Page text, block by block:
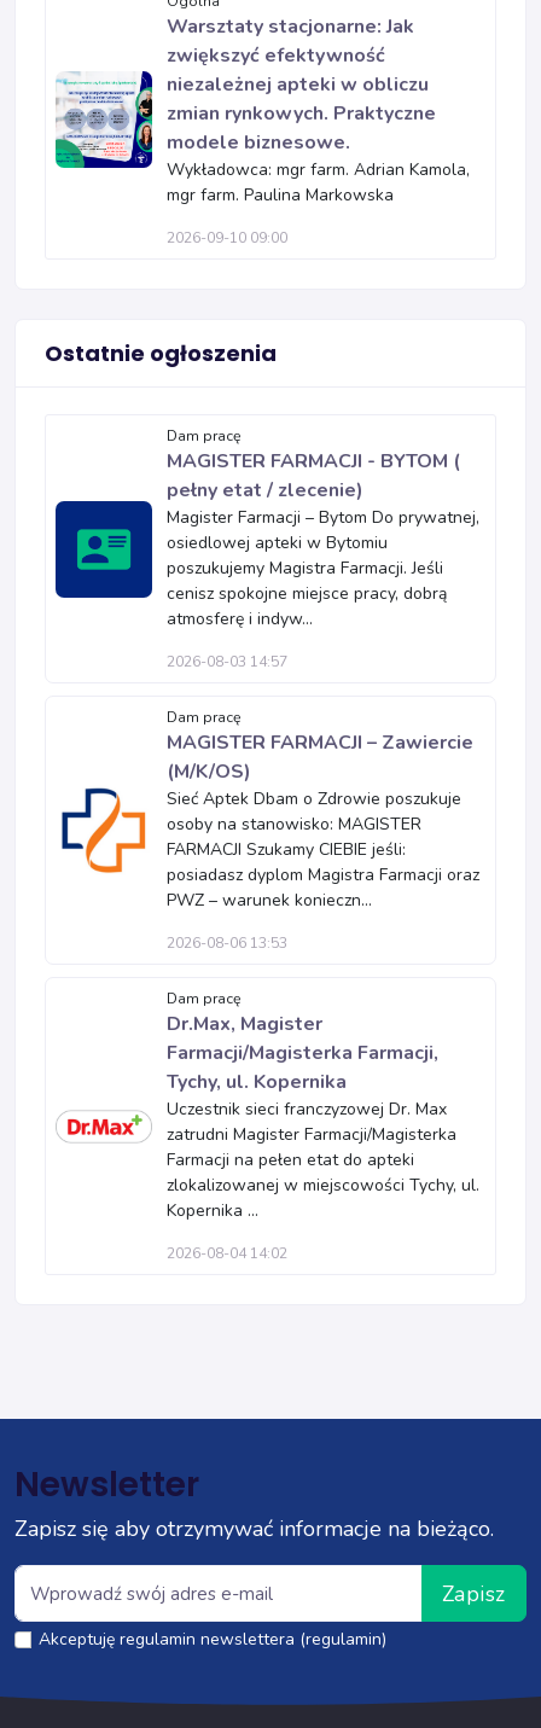
Warsztaty stacjonarne: Jak
zwiększyć efektywność
niezależnej apteki w obliczu
zmian rynkowych. Praktyczne
modele biznesowe.
Wykładowca: mgr farm. Adrian Kamola,
mgr farm. Paulina Markowska
2026-09-10 09:00
Ostatnie ogłoszenia
Dam pracę
MAGISTER FARMACJI - BYTOM (
pełny etat / zlecenie)
Magister Farmacji – Bytom Do prywatnej,
osiedlowej apteki w Bytomiu
poszukujemy Magistra Farmacji. Jeśli
cenisz spokojne miejsce pracy, dobrą
atmosferę i indyw...
2026-08-03 14:57
Dam pracę
MAGISTER FARMACJI – Zawiercie
(M/K/OS)
Sieć Aptek Dbam o Zdrowie poszukuje
osoby na stanowisko: MAGISTER
FARMACJI Szukamy CIEBIE jeśli:
posiadasz dyplom Magistra Farmacji oraz
PWZ – warunek konieczn...
2026-08-06 13:53
Dam pracę
Dr.Max, Magister
Farmacji/Magisterka Farmacji,
Tychy, ul. Kopernika
Uczestnik sieci franczyzowej Dr. Max
zatrudni Magister Farmacji/Magisterka
Farmacji na pełen etat do apteki
zlokalizowanej w miejscowości Tychy, ul.
Kopernika ...
2026-08-04 14:02
Newsletter
Zapisz się aby otrzymywać informacje na bieżąco.
Zapisz
Akceptuję regulamin newslettera (regulamin)